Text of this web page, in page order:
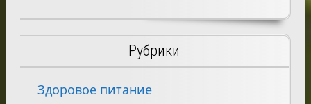
Рубрики
Здоровое питание